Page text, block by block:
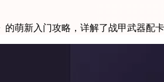
的萌新入门攻略，详解了战甲武器配